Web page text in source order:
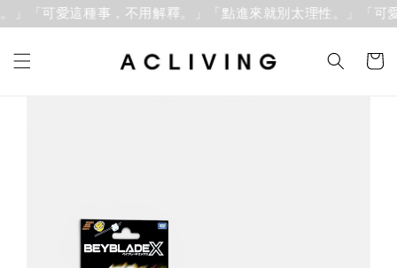
」「可愛這種事，不用解釋。」 「點進來就別太理性。」「可